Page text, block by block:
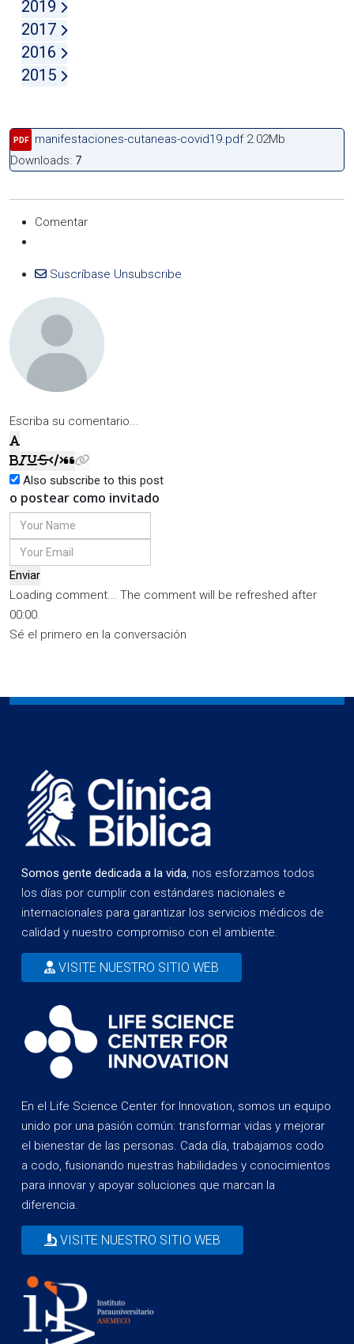
2019
2017
2016
2015
PDF manifestaciones-cutaneas-covid19.pdf 2.02Mb
Downloads: 7
Comentar
Suscríbase Unsubscribe
Escriba su comentario...
Also subscribe to this post
o postear como invitado
Enviar
Loading comment... The comment will be refreshed after
00:00.
Sé el primero en la conversación
Somos gente dedicada a la vida, nos esforzamos todos
los días por cumplir con estándares nacionales e
internacionales para garantizar los servicios médicos de
calidad y nuestro compromiso con el ambiente.
VISITE NUESTRO SITIO WEB
En el Life Science Center for Innovation, somos un equipo
unido por una pasión común: transformar vidas y mejorar
el bienestar de las personas. Cada día, trabajamos codo
a codo, fusionando nuestras habilidades y conocimientos
para innovar y apoyar soluciones que marcan la
diferencia.
VISITE NUESTRO SITIO WEB